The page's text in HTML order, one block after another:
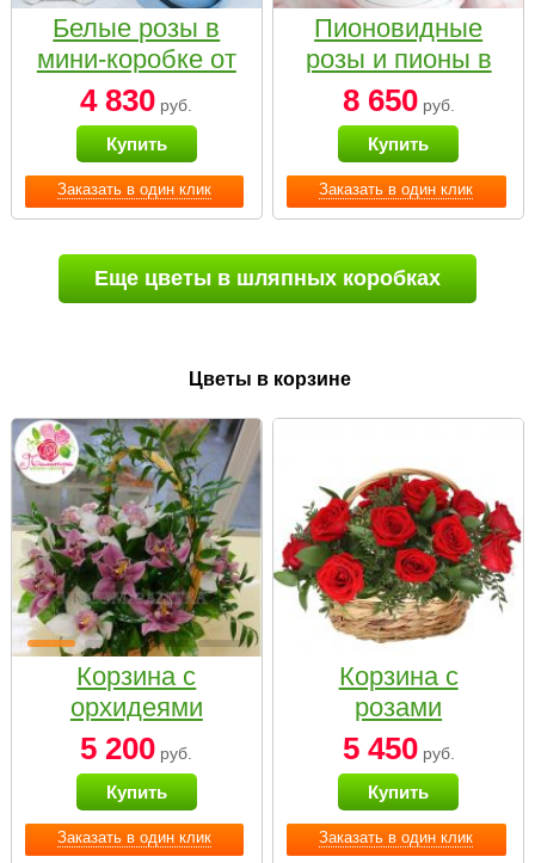
Заказать в один клик
Белые розы в
мини-коробке от
Bella Fiori
4 830 руб.
Купить
Заказать в один клик
Пионовидные
розы и пионы в
белой коробке
Small
8 650руб.
Купить
Еще цветы в шляпных коробках
Цветы в корзине
Заказать в один клик
Корзина с
орхидеями
малая
5 200 руб.
Купить
Заказать в один клик
Корзина с
розами
«Красный
Париж»
5 450руб.
Купить